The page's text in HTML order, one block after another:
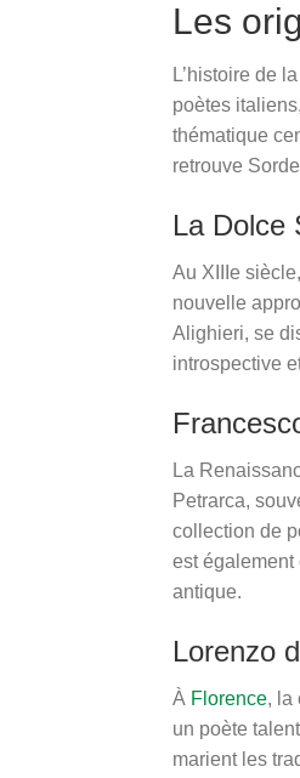
Les
L’histoire de
poètes
thématique
retrouve
La Dolce
Au XIIIe
nouvelle
Alighieri, se
introspective
La
Petrarca,
collection de
est également
antique.
Lorenzo
À Florence, la
un poète
marient les